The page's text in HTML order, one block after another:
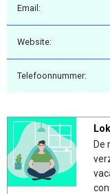
Email:
Website:
Telefoonnummer:
De